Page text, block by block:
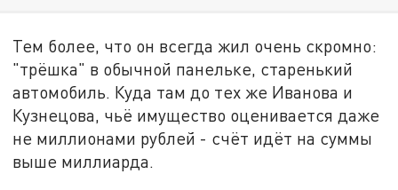
Тем более, что он всегда жил очень скромно:
"трёшка" в обычной панельке, старенький
автомобиль. Куда там до тех же Иванова и
Кузнецова, чьё имущество оценивается даже
не миллионами рублей - счёт идёт на суммы
выше миллиарда.